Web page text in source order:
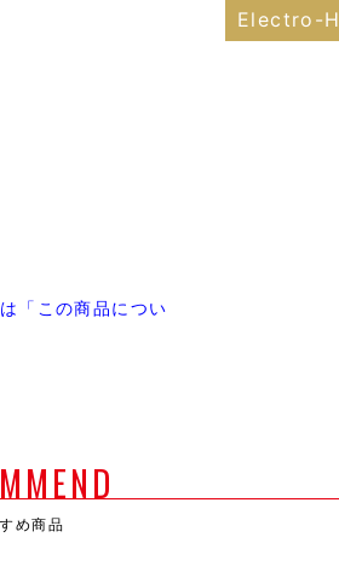
「この商品につい
Electro-
め商品